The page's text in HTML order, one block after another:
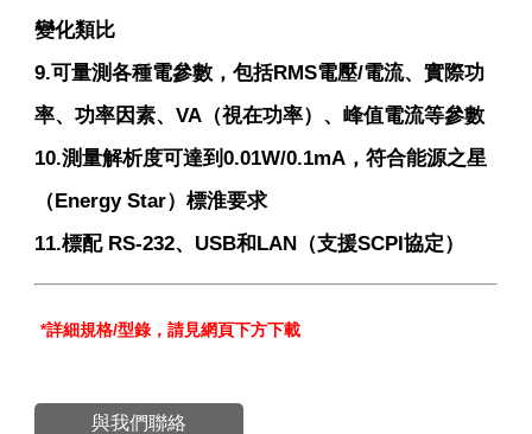
變化類比
9.可量測各種電參數，包括RMS電壓/電流、實際功
率、功率因素、VA（視在功率）、峰值電流等參數
10.測量解析度可達到0.01W/0.1mA，符合能源之星
（Energy Star）標淮要求
11.標配 RS-232、USB和LAN（支援SCPI協定）
*詳細規格/型錄，請見網頁下方下載
與我們聯絡